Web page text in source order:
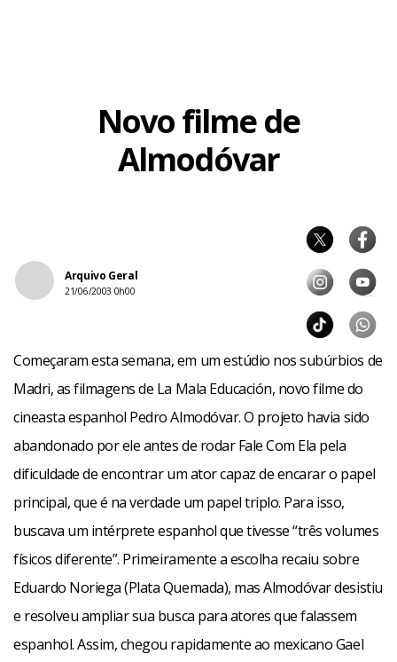
Novo filme de
Almodóvar
Arquivo Geral
21/06/2003 0h00
Começaram esta semana, em um estúdio nos subúrbios de
Madri, as filmagens de La Mala Educación, novo filme do
cineasta espanhol Pedro Almodóvar. O projeto havia sido
abandonado por ele antes de rodar Fale Com Ela pela
dificuldade de encontrar um ator capaz de encarar o papel
principal, que é na verdade um papel triplo. Para isso,
buscava um intérprete espanhol que tivesse “três volumes
físicos diferente”. Primeiramente a escolha recaiu sobre
Eduardo Noriega (Plata Quemada), mas Almodóvar desistiu
e resolveu ampliar sua busca para atores que falassem
espanhol. Assim, chegou rapidamente ao mexicano Gael